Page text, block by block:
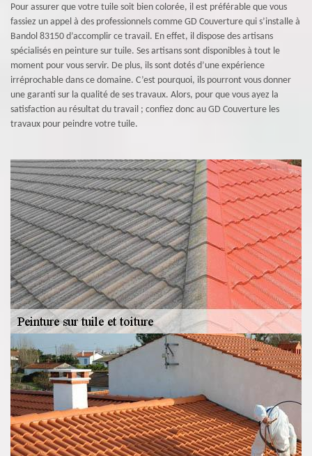
Pour assurer que votre tuile soit bien colorée, il est préférable que vous
fassiez un appel à des professionnels comme GD Couverture qui s’installe à
Bandol 83150 d’accomplir ce travail. En effet, il dispose des artisans
spécialisés en peinture sur tuile. Ses artisans sont disponibles à tout le
moment pour vous servir. De plus, ils sont dotés d’une expérience
irréprochable dans ce domaine. C’est pourquoi, ils pourront vous donner
une garanti sur la qualité de ses travaux. Alors, pour que vous ayez la
satisfaction au résultat du travail ; confiez donc au GD Couverture les
travaux pour peindre votre tuile.